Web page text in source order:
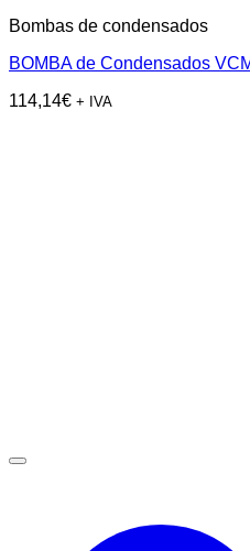
Bombas de condensados
BOMBA de Condensados
114,14€ + IVA